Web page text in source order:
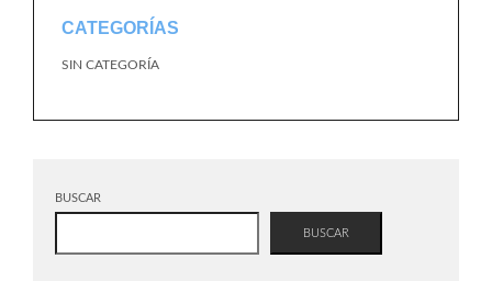
CATEGORÍAS
SIN CATEGORÍA
BUSCAR
BUSCAR